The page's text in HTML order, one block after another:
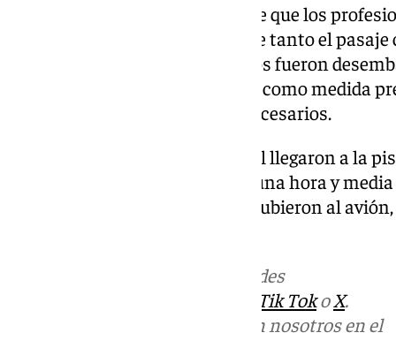
El operativo se inició después de que los
confirmaran a primera hora que tanto el
asintomáticos. Así, los pasajeros fueron
utilizando una mascarilla FFP2 como medida
objetos personales mínimos necesarios.
Alrededor de las 10.20 hora local llegaron a la
tras un periodo de algo más de una hora y
protección individual (EPI), se subieron al
en las redes
Tik TokoX.
Puedes ponerte en contacto con nosotros en el